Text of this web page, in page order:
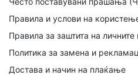
Правила и услови на
Правила за заштита на личните
Политика за замена и
Достава и начин на плаќање